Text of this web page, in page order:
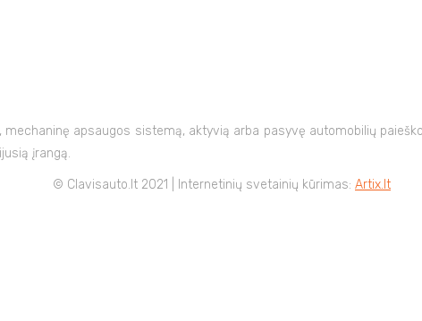
apsaugos sistemą, aktyvią arba pasyvę automobilių
įrangą.
© Clavisauto.lt 2021 | Internetinių svetainių kūrimas: Artix.lt